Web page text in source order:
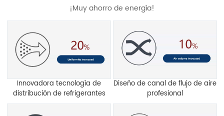
¡Muy ahorro de energía!
Innovadora tecnología de
distribución de refrigerantes
Diseño de canal de flujo de aire
profesional